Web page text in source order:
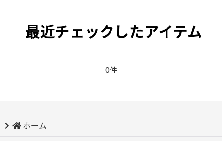
最近チェックしたアイテム
0件
ホーム